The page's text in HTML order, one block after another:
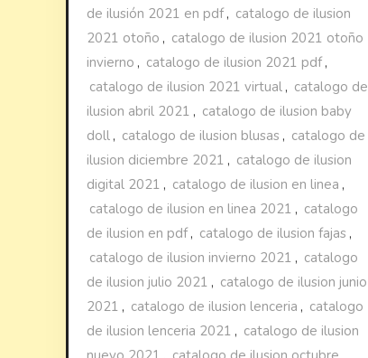
de ilusión 2021 en pdf, catalogo de ilusion
2021 otoño , catalogo de ilusion 2021 otoño
invierno , catalogo de ilusion 2021 pdf,
catalogo de ilusion 2021 virtual , catalogo de
ilusion abril 2021 , catalogo de ilusion baby
doll , catalogo de ilusion blusas , catalogo de
ilusion diciembre 2021 , catalogo de ilusion
digital 2021 , catalogo de ilusion en linea ,
catalogo de ilusion en linea 2021 , catalogo
de ilusion en pdf, catalogo de ilusion fajas ,
catalogo de ilusion invierno 2021 , catalogo
de ilusion julio 2021 , catalogo de ilusion junio
2021 , catalogo de ilusion lenceria , catalogo
de ilusion lenceria 2021 , catalogo de ilusion